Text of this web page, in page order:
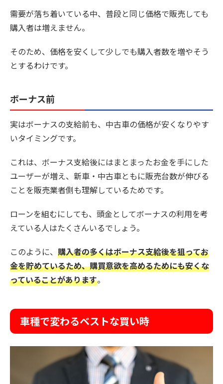
需要が落ち着いている中、普段と同じ価格で販売しても
購入者は増えません。
そのため、価格を安くして少しでも購入者数を増やそう
とするわけです。
ボーナス前
実はボーナスの支給前も、中古車の価格が安くなりやす
いタイミングです。
これは、ボーナス支給後にはまとまったお金を手にした
ユーザーが増え、新車・中古車ともに販売台数が伸びる
ことを販売業者側も理解しているためです。
ローンを組むにしても、頭金としてボーナスの利用を考
えている人はたくさんいるでしょう。
このように、 購入者の多くはボーナス支給後を狙ってお
金を貯めているため、購買意欲を高めるためにも安くな
っていることがあります。
車種で変わるベストな買い時